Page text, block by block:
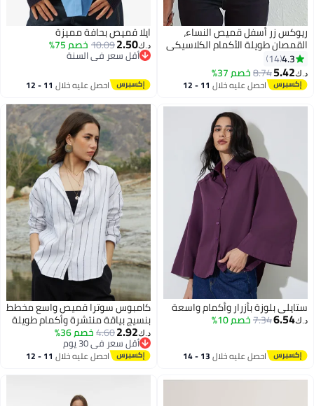
4
ريوكس زر أسفل قميص النساء،
القمصان طويلة الأكمام الكلاسيكي
المبطن، ملابس العمل غير الرسمية
الفضفاضة، بلوزة المكتب الأساسية،
القميص الأسود للسيدات، القمصان
المريحة المتطابقة مع الجينز،
السيقان النحيلة، السراويل الساخنة
والأحذية المختلفة
4.3
14
د.ك‏5.42
8.74خصم 37%
احصل عليه خلال 11 - 12
ايلا قميص بحافة مميزة
د.ك‏2.50
10.09خصم 75%
أقل سعر في السنة
أقل سعر في السنة
احصل عليه خلال 11 - 12
4
ستايلي بلوزة بأزرار وأكمام واسعة
د.ك‏6.54
7.34خصم 10%
احصل عليه خلال 13 - 14
كامبوس سوترا قميص واسع مخطط
بنسيج بياقة منتشرة وأكمام طويلة
وإغلاق بأزرار للنساء، مصمم بقصة
مريحة للارتداء الكاجوال واليومي -
أبيض ديزي
د.ك‏2.92
4.60خصم 36%
أقل سعر في 30 يوم
أقل سعر في 30 يوماحصل عليه خلال 11 - 12